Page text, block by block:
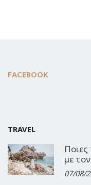
FACEBOOK
TRAVEL
με
07/08/